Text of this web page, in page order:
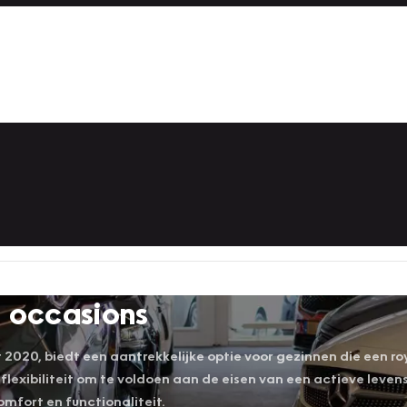
biedt een aantrekkelijke optie voor gezinnen die een
om te voldoen aan de eisen van een actieve
en functionaliteit.